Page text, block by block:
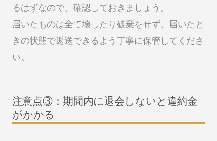
るはずなので、確認しておきましょう。
届いたものは全て壊したり破棄をせず、届いたと
きの状態で返送できるよう丁寧に保管してくださ
い。
注意点③：期間内に退会しないと違約金
がかかる